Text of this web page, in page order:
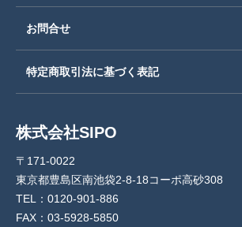
お問合せ
特定商取引法に基づく表記
株式会社SIPO
〒171-0022
東京都豊島区南池袋2-8-18コーポ高砂308
TEL：0120-901-886
FAX：03-5928-5850